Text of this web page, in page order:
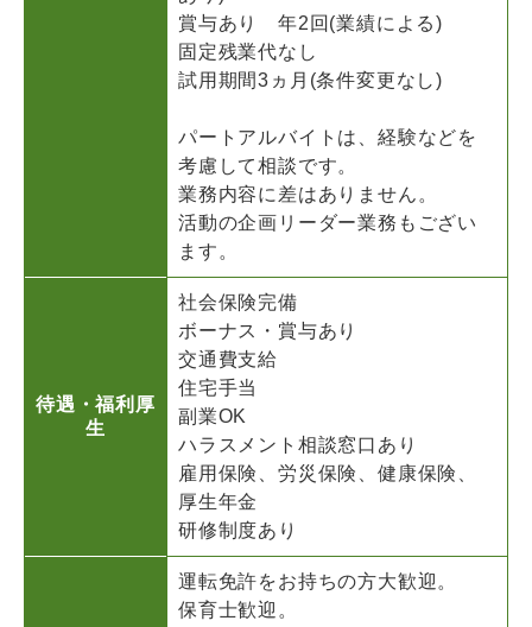
賞与あり 年2回(業績による)
固定残業代なし
試用期間3ヵ月(条件変更なし)
パートアルバイトは、経験などを
考慮して相談です。
業務内容に差はありません。
活動の企画リーダー業務もござい
ます。
待遇・福利厚
生
社会保険完備
ボーナス・賞与あり
交通費支給
住宅手当
副業OK
ハラスメント相談窓口あり
雇用保険、労災保険、健康保険、
厚生年金
研修制度あり
運転免許をお持ちの方大歓迎。
保育士歓迎。